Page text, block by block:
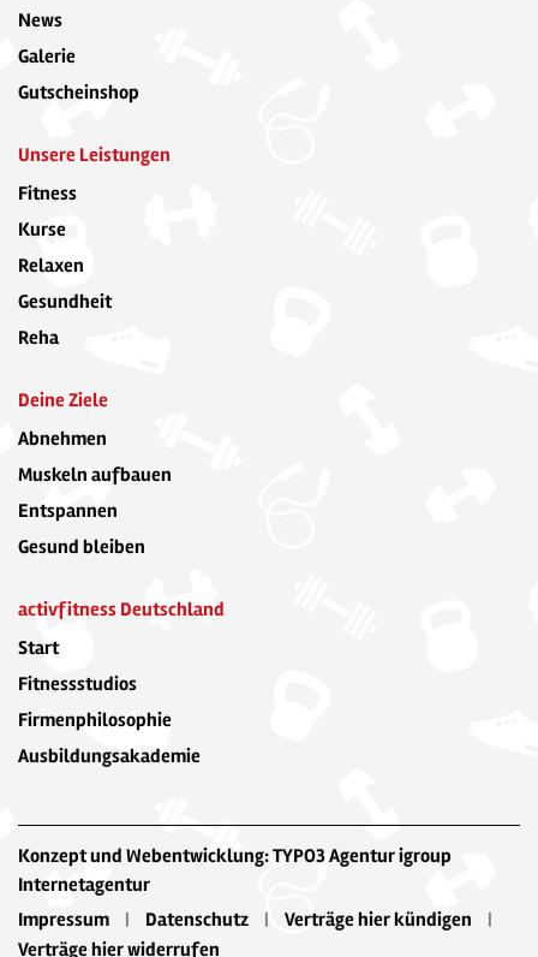
News
Galerie
Gutscheinshop
Unsere Leistungen
Fitness
Kurse
Relaxen
Gesundheit
Reha
Deine Ziele
Abnehmen
Muskeln aufbauen
Entspannen
Gesund bleiben
activfitness Deutschland
Start
Fitnessstudios
Firmenphilosophie
Ausbildungsakademie
Konzept und Webentwicklung: TYPO3 Agentur igroup
Internetagentur
Impressum
Datenschutz
Verträge hier kündigen
Verträge hier widerrufen